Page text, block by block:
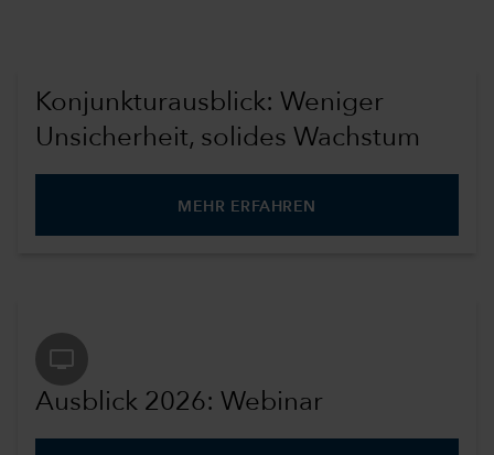
Konjunkturausblick: Weniger
Unsicherheit, solides Wachstum
MEHR ERFAHREN
tv
Ausblick 2026: Webinar